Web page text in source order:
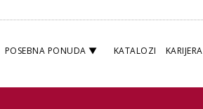
POSEBNA PONUDA KATALOZI KARIJERA